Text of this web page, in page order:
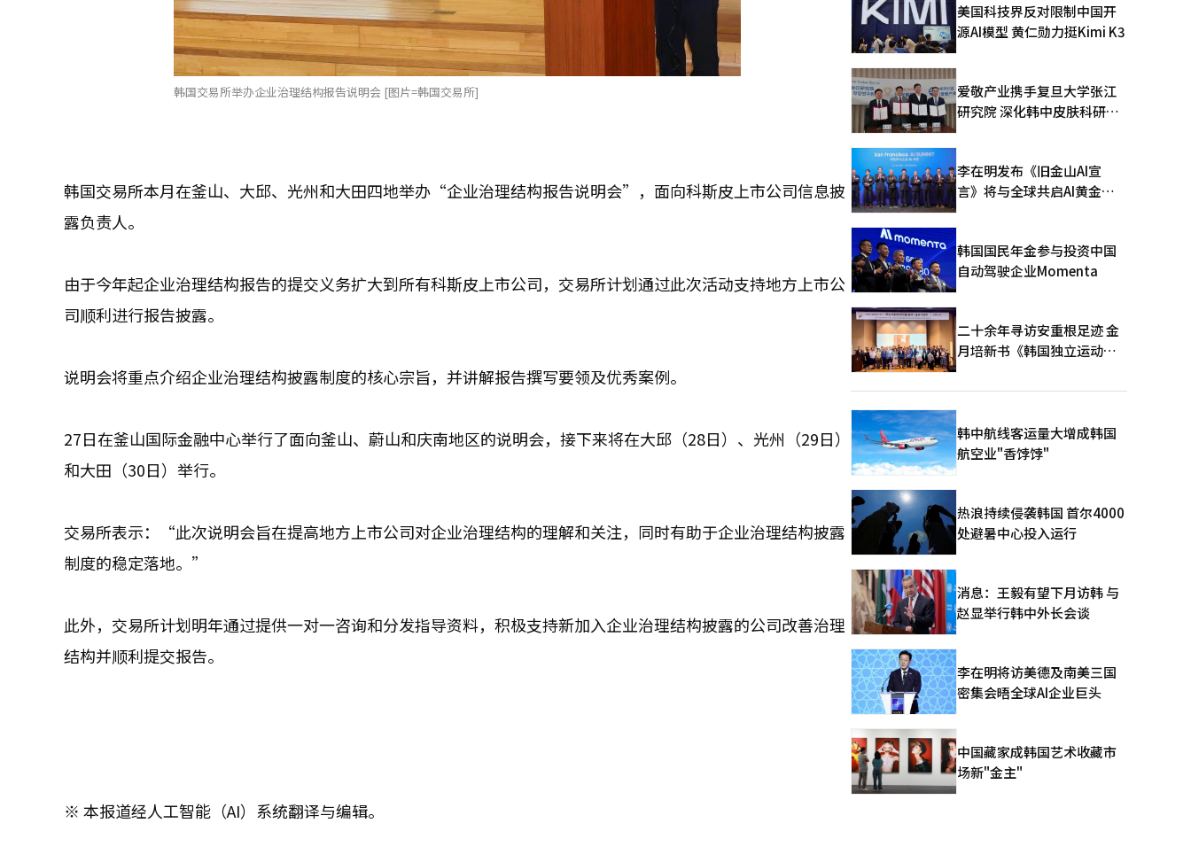
韩国交易所举办企业治理结构报告说明会 [图片=韩国交易所]
韩国交易所本月在釜山、大邱、光州和大田四地举办“企业治理结构报告说明会”，面向科斯皮上市公司信息披
露负责人。
由于今年起企业治理结构报告的提交义务扩大到所有科斯皮上市公司，交易所计划通过此次活动支持地方上市公
司顺利进行报告披露。
说明会将重点介绍企业治理结构披露制度的核心宗旨，并讲解报告撰写要领及优秀案例。
27日在釜山国际金融中心举行了面向釜山、蔚山和庆南地区的说明会，接下来将在大邱（28日）、光州（29日）
和大田（30日）举行。
交易所表示：“此次说明会旨在提高地方上市公司对企业治理结构的理解和关注，同时有助于企业治理结构披露
制度的稳定落地。”
此外，交易所计划明年通过提供一对一咨询和分发指导资料，积极支持新加入企业治理结构披露的公司改善治理
结构并顺利提交报告。
※ 本报道经人工智能（AI）系统翻译与编辑。
美国科技界反对限制中国开
源AI模型 黄仁勋力挺Kimi K3
爱敬产业携手复旦大学张江
研究院 深化韩中皮肤科研合
李在明发布《旧金山AI宣
言》将与全球共启AI黄金时
韩国国民年金参与投资中国
自动驾驶企业Momenta
二十余年寻访安重根足迹 金
月培新书《韩国独立运动圣
版
韩中航线客运量大增成韩国
航空业"香饽饽"
热浪持续侵袭韩国 首尔4000
处避暑中心投入运行
消息：王毅有望下月访韩 与
赵显举行韩中外长会谈
李在明将访美德及南美三国
密集会晤全球AI企业巨头
中国藏家成韩国艺术收藏市
场新"金主"